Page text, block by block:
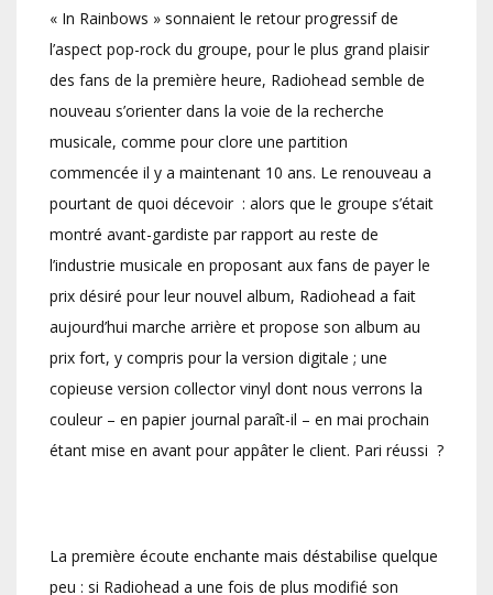
« In Rainbows » sonnaient le retour progressif de
l’aspect pop-rock du groupe, pour le plus grand plaisir
des fans de la première heure, Radiohead semble de
nouveau s’orienter dans la voie de la recherche
musicale, comme pour clore une partition
commencée il y a maintenant 10 ans. Le renouveau a
pourtant de quoi décevoir : alors que le groupe s’était
montré avant-gardiste par rapport au reste de
l’industrie musicale en proposant aux fans de payer le
prix désiré pour leur nouvel album, Radiohead a fait
aujourd’hui marche arrière et propose son album au
prix fort, y compris pour la version digitale ; une
copieuse version collector vinyl dont nous verrons la
couleur – en papier journal paraît-il – en mai prochain
étant mise en avant pour appâter le client. Pari réussi ?
La première écoute enchante mais déstabilise quelque
peu : si Radiohead a une fois de plus modifié son